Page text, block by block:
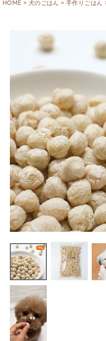
HOME 犬のごはん 手作りごはん